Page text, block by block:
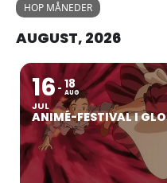
HOP MÅNEDER
AUGUST, 2026
16
JUL
18
AUG
ANIMÉ-FESTIVAL I